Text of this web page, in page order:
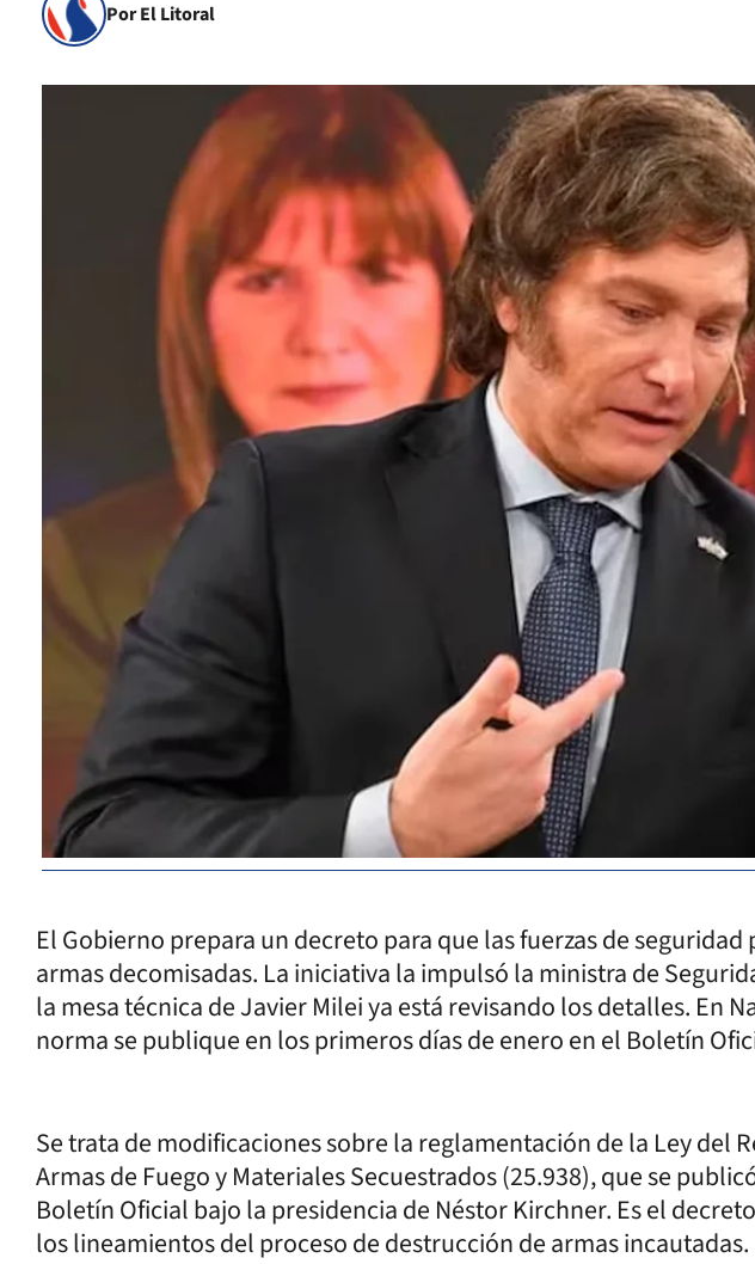
Por El Litoral
El Gobierno prepara un decreto para que las fuerzas de
armas decomisadas. La iniciativa la impulsó la ministra de
la mesa técnica de Javier Milei ya está revisando los detalles. En
norma se publique en los primeros días de enero en el Boletín
Se trata de modificaciones sobre la reglamentación de la Ley del
Armas de Fuego y Materiales Secuestrados (25.938), que se
Boletín Oficial bajo la presidencia de Néstor Kirchner. Es el
los lineamientos del proceso de destrucción de armas incautadas.